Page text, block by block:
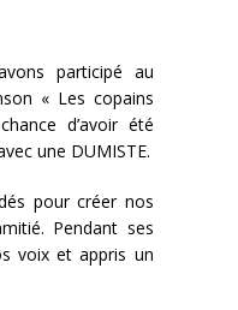
participé au
« Les copains
d’avoir été
une DUMISTE.
pour créer nos
Pendant ses
voix et appris un